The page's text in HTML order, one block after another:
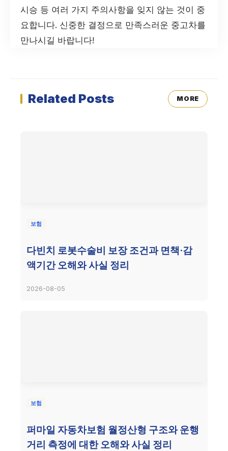
시승 등 여러 가지 주의사항을 잊지 않는 것이 중
요합니다. 신중한 결정으로 만족스러운 중고차를
만나시길 바랍니다!
Related Posts MORE
보험
다빈치 로봇수술비 보장 조건과 면책·감
액기간 오해와 사실 정리
2026-08-05
보험
퍼마일 자동차보험 월정산형 구조와 운행
거리 측정에 대한 오해와 사실 정리